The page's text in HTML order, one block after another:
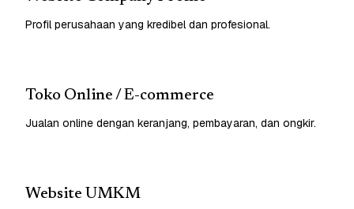
Profil perusahaan yang kredibel dan profesional.
Toko Online / E-commerce
Jualan online dengan keranjang, pembayaran, dan ongkir.
Website UMKM